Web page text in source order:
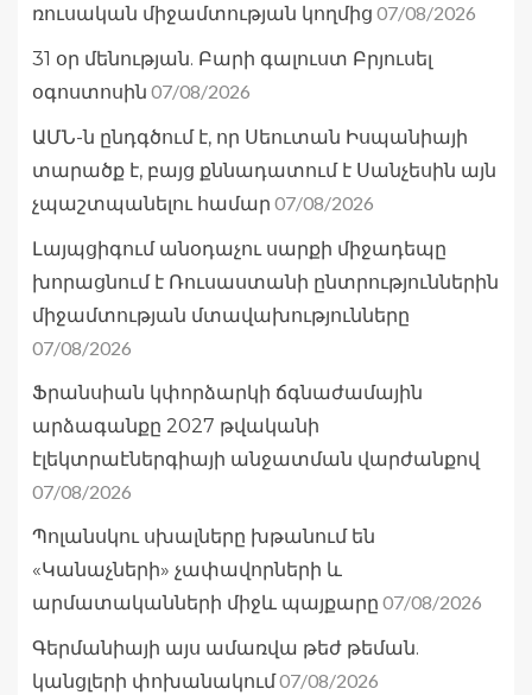
ռուսական միջամտության կողմից 07/08/2026
31 օր մենության. Բարի գալուստ Բրյուսել
օգոստոսին 07/08/2026
ԱՄՆ-ն ընդգծում է, որ Սեուտան Իսպանիայի
տարածք է, բայց քննադատում է Սանչեսին այն
չպաշտպանելու համար 07/08/2026
Լայպցիգում անօդաչու սարքի միջադեպը
խորացնում է Ռուսաստանի ընտրություններին
միջամտության մտավախությունները
07/08/2026
Ֆրանսիան կփորձարկի ճգնաժամային
արձագանքը 2027 թվականի
էլեկտրաէներգիայի անջատման վարժանքով
07/08/2026
Պոլանսկու սխալները խթանում են
«Կանաչների» չափավորների և
արմատականների միջև պայքարը 07/08/2026
Գերմանիայի այս ամառվա թեժ թեման.
կանցլերի փոխանակում07/08/2026